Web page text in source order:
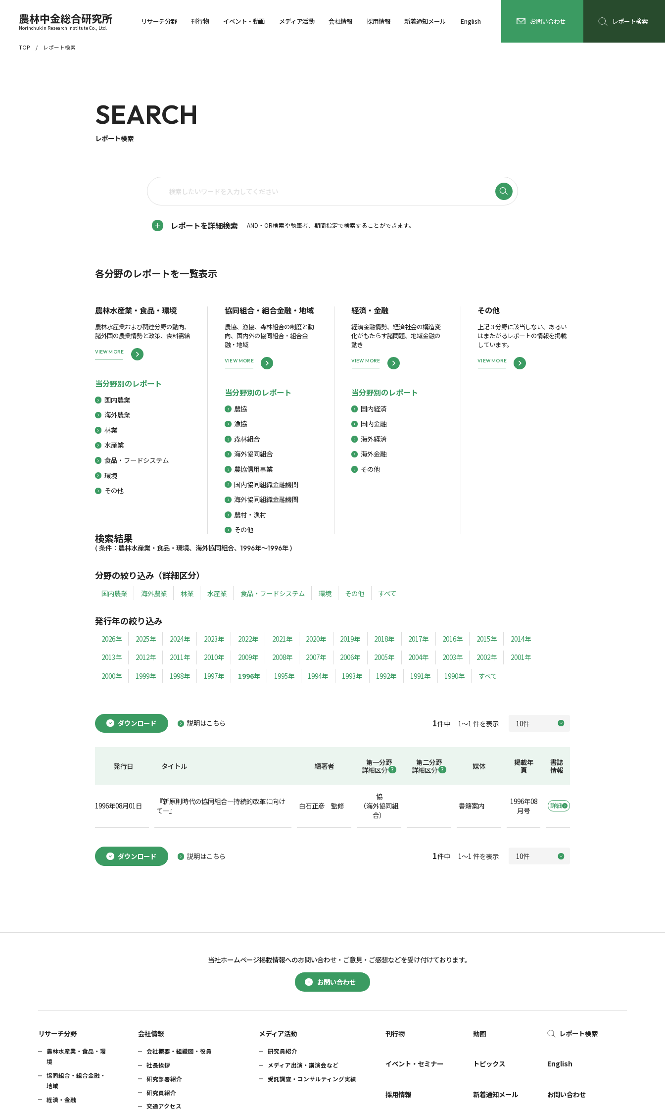
農林中金総合研究所
Norinchukin Research Institute Co., Ltd.
リサーチ分野 刊行物 イベント・動画 メディア活動 会社情報 採用情報 新着通知メール English お問い合わせ レポート検索
TOP レポート検索
SEARCH
レポート検索
レポートを詳細検索 AND・OR検索や執筆者、期間指定で検索することができます。
各分野のレポートを一覧表示
農林水産業・食品・環境
農林水産業および関連分野の動向、
諸外国の農業情勢と政策、食料需給
VIEW MORE
当分野別のレポート
国内農業
海外農業
林業
水産業
食品・フードシステム
環境
その他
協同組合・組合金融・地域
農協、漁協、森林組合の制度と動
向、国内外の協同組合・組合金
融・地域
VIEW MORE
当分野別のレポート
農協
漁協
森林組合
海外協同組合
農協信用事業
国内協同組織金融機関
海外協同組織金融機関
農村・漁村
その他
経済・金融
経済金融情勢、経済社会の構造変
化がもたらす諸問題、地域金融の
動き
VIEW MORE
当分野別のレポート
国内経済
国内金融
海外経済
海外金融
その他
その他
上記３分野に該当しない、あるい
はまたがるレポートの情報を掲載
しています。
VIEW MORE
検索結果
( 条件：農林水産業・食品・環境、海外協同組合、1996年～1996年 )
分野の絞り込み（詳細区分）
国内農業 海外農業 林業 水産業 食品・フードシステム 環境 その他 すべて
発行年の絞り込み
2026年 2025年 2024年 2023年 2022年 2021年 2020年 2019年 2018年 2017年 2016年 2015年
2014年
2013年
2012年 2011年 2010年 2009年 2008年 2007年 2006年 2005年 2004年 2003年 2002年
2001年
2000年
1999年 1998年 1997年 1996年 1995年 1994年 1993年 1992年 1991年 1990年 すべて
ダウンロード 説明はこちら 1件中 1～1 件を表示
発行日 タイトル 編著者
第一分野
詳細区分
第二分野
詳細区分
媒体
掲載年
頁
書誌
情報
1996年08月01日
『新原則時代の協同組合―持続的改革に向け
て―』
白石正彦 監修
協
（海外協同組
合）
書籍案内
1996年08
月号
詳細
ダウンロード 説明はこちら 1件中 1～1 件を表示
お問い合わせ
当社ホームページ掲載情報へのお問い合わせ・ ご意見・ご感想などを受け付けております。
リサーチ分野
農林水産業・食品・環
境
協同組合・組合金融・
地域
経済・金融
会社情報
会社概要・組織図・役員
社長挨拶
研究部署紹介
研究員紹介
交通アクセス
メディア活動
研究員紹介
メディア出演・講演会など
受託調査・コンサルティング実績
刊行物
イベント・セミナー
採用情報
動画
トピックス
新着通知メール
レポート検索
English
お問い合わせ